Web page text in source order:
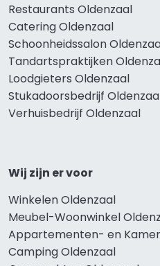
Restaurants Oldenzaal
Catering Oldenzaal
Schoonheidssalon
Tandartspraktijken
Loodgieters Oldenzaal
Stukadoorsbedrijf
Verhuisbedrijf Oldenzaal
Wij zijn er voor
Winkelen Oldenzaal
Meubel-Woonwinkel
Appartementen- en
Camping Oldenzaal